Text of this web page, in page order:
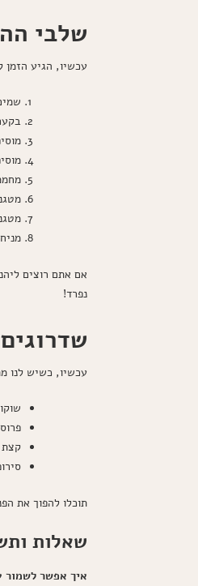
שלבי
עכשיו, הגיע
מטגנים במשך 2-3 דקות
אם אתם רוצים
נפרד!
עכשיו, כשיש לנו
קצת
תוכלו להפוך את
שאלות
איך אפשר לשמור